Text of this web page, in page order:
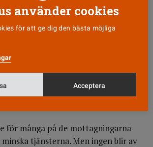
tider. De lättare besöken har
och där har ersättningen
vilket är en del i att ekonomin
del också sammanfaller med de
för många på de mottagningarna
tjänsterna. Men ingen blir av
använder cookies
för att ge dig den bästa möjliga
Acceptera